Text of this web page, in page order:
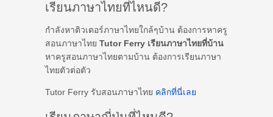
เรียนภาษาไทยที่ไหนดี?
กำลังหาติวเตอร์ภาษาไทยใกล้ๆบ้าน ต้องการหาครู
สอนภาษาไทย Tutor Ferry เรียนภาษาไทยที่บ้าน
หาครูสอนภาษาไทยตามบ้าน ต้องการเรียนภาษา
ไทยตัวต่อตัว
Tutor Ferry รับสอนภาษาไทย คลิกที่นี่เลย